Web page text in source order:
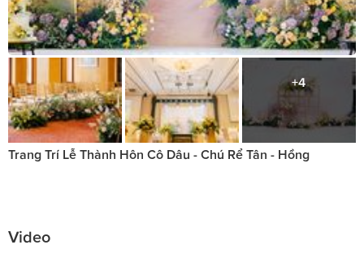
+4
Trang Trí Lễ Thành Hôn Cô Dâu - Chú Rể Tân - Hồng
Video